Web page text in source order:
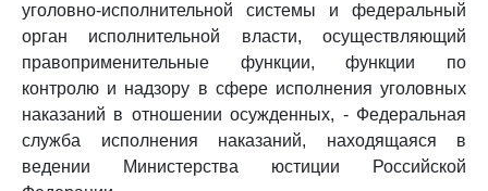
уголовно-исполнительной системы и федеральный
орган исполнительной власти, осуществляющий
правоприменительные функции, функции по
контролю и надзору в сфере исполнения уголовных
наказаний в отношении осужденных, - Федеральная
служба исполнения наказаний, находящаяся в
ведении Министерства юстиции Российской